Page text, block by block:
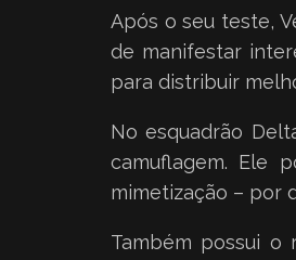
Após o seu teste,
de manifestar
para distribuir
No esquadrão
camuflagem. Ele
mimetização – por
Também possui o